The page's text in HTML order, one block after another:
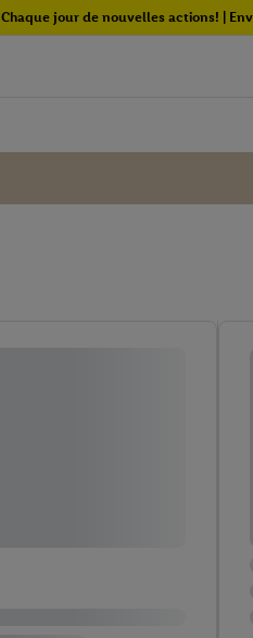
Chaque jour de nouvelles actions! |